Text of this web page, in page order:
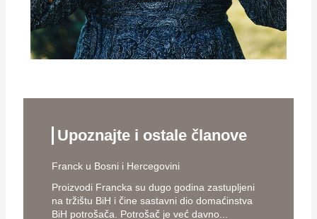
Upoznajte i ostale članove
Franck u Bosni i Hercegovini
Proizvodi Francka su dugo godina zastupljeni
na tržištu BiH i čine sastavni dio domaćinstva
BiH potrošača. Potrošač je već davno...